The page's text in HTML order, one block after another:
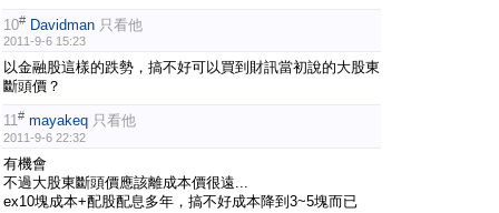
10# Davidman 只看他
2011-9-6 15:23
以金融股這樣的跌勢，搞不好可以買到財訊當初說的大股東
斷頭價？
11# mayakeq 只看他
2011-9-6 22:32
有機會
不過大股東斷頭價應該離成本價很遠...
ex10塊成本+配股配息多年，搞不好成本降到3~5塊而已